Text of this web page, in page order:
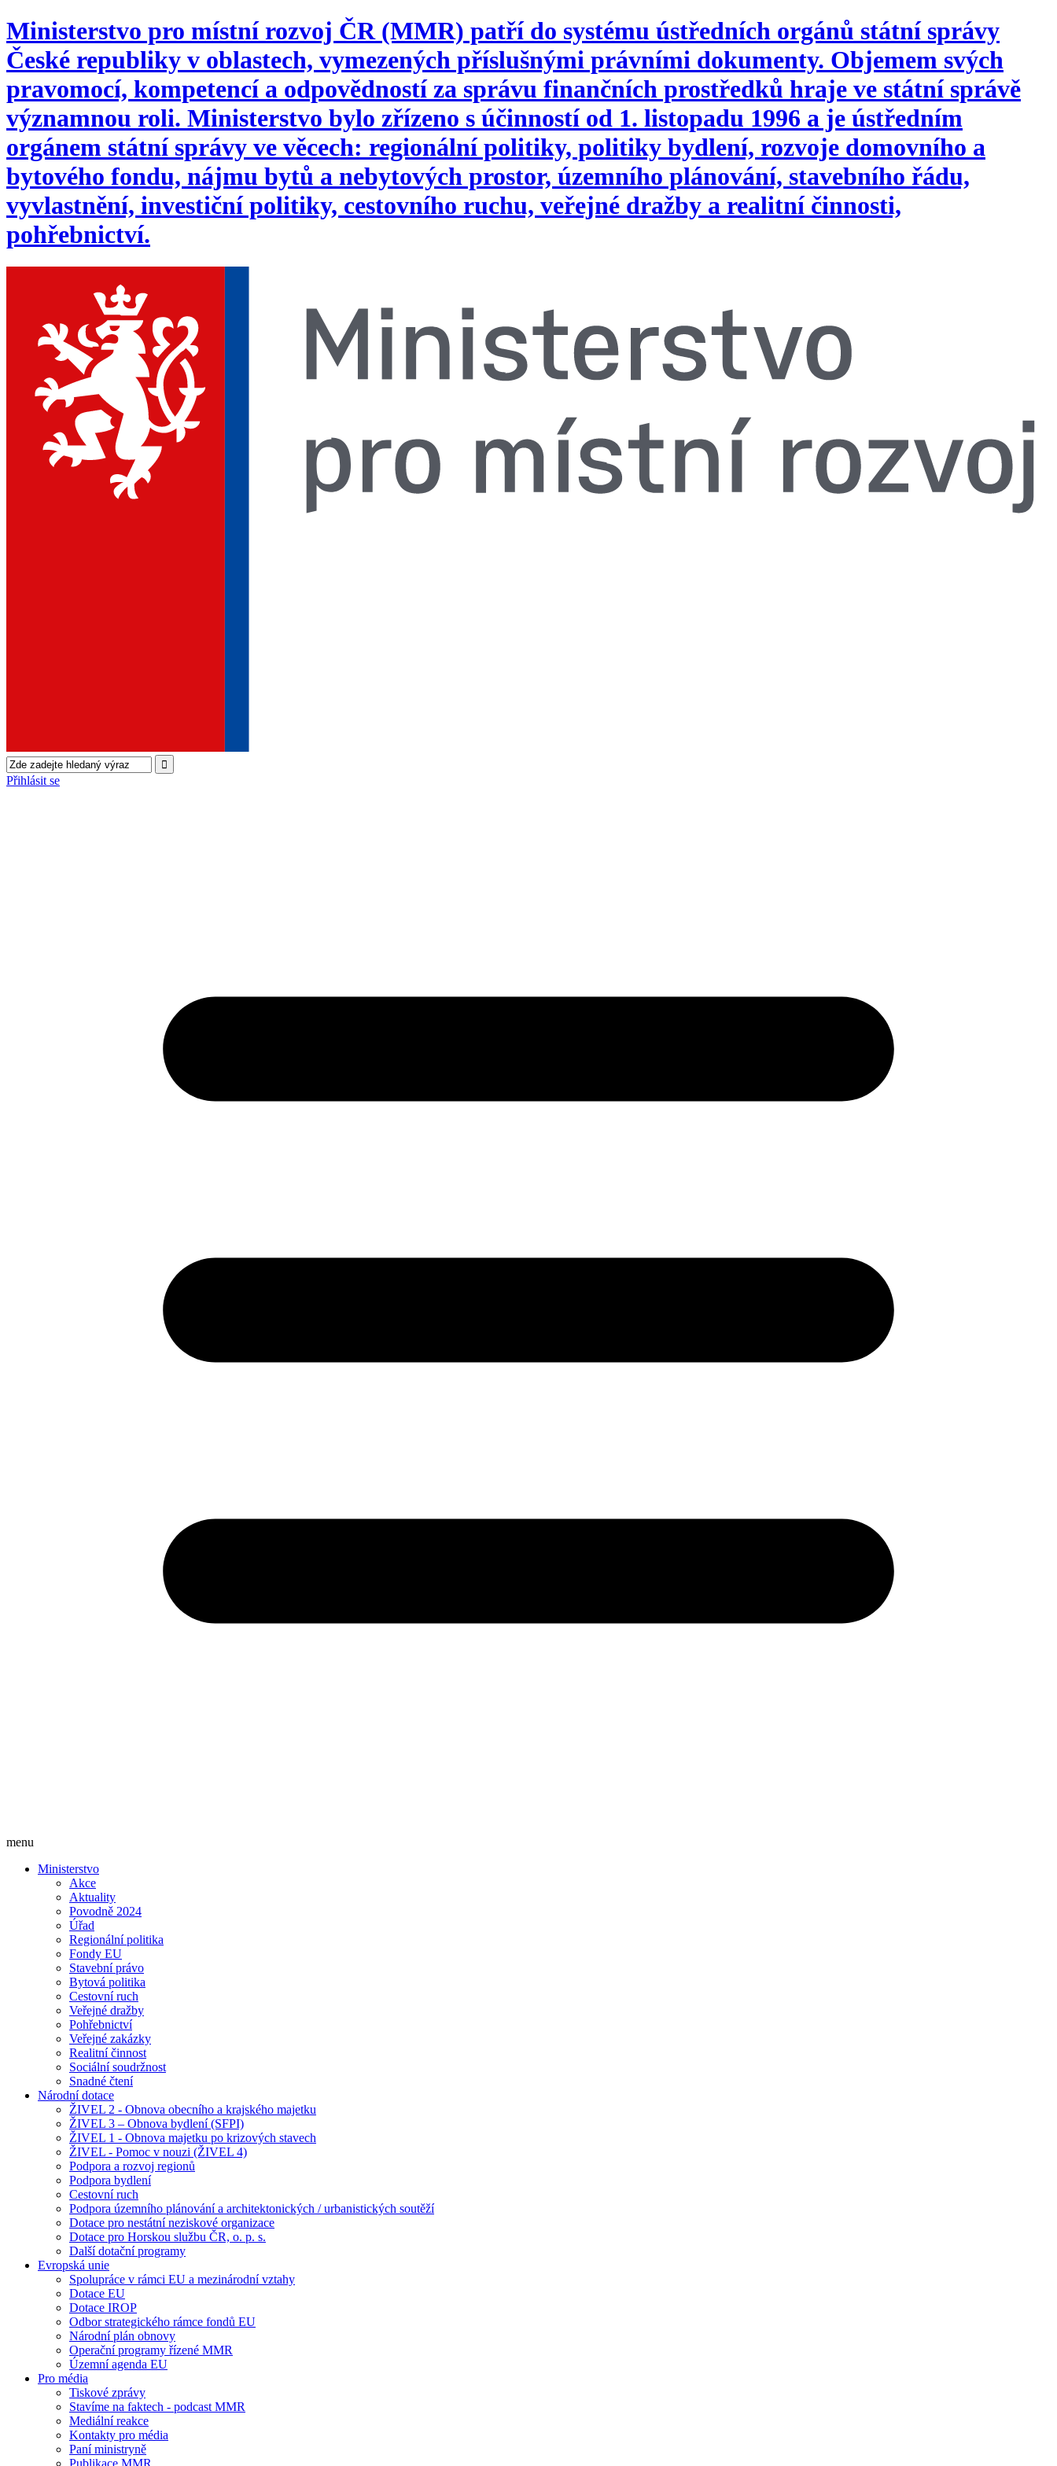
Ministerstvo pro místní rozvoj ČR (MMR) patří do systému ústředních orgánů státní správy
České republiky v oblastech, vymezených příslušnými právními dokumenty. Objemem svých
pravomocí, kompetencí a odpovědností za správu finančních prostředků hraje ve státní správě
významnou roli. Ministerstvo bylo zřízeno s účinností od 1. listopadu 1996 a je ústředním
orgánem státní správy ve věcech: regionální politiky, politiky bydlení, rozvoje domovního a
bytového fondu, nájmu bytů a nebytových prostor, územního plánování, stavebního řádu,
vyvlastnění, investiční politiky, cestovního ruchu, veřejné dražby a realitní činnosti,
pohřebnictví.
Přihlásit se
menu
Ministerstvo
Akce
Aktuality
Povodně 2024
Úřad
Regionální politika
Fondy EU
Stavební právo
Bytová politika
Cestovní ruch
Veřejné dražby
Pohřebnictví
Veřejné zakázky
Realitní činnost
Sociální soudržnost
Snadné čtení
Národní dotace
ŽIVEL 2 - Obnova obecního a krajského majetku
ŽIVEL 3 – Obnova bydlení (SFPI)
ŽIVEL 1 - Obnova majetku po krizových stavech
ŽIVEL - Pomoc v nouzi (ŽIVEL 4)
Podpora a rozvoj regionů
Podpora bydlení
Cestovní ruch
Podpora územního plánování a architektonických / urbanistických soutěží
Dotace pro nestátní neziskové organizace
Dotace pro Horskou službu ČR, o. p. s.
Další dotační programy
Evropská unie
Spolupráce v rámci EU a mezinárodní vztahy
Dotace EU
Dotace IROP
Odbor strategického rámce fondů EU
Národní plán obnovy
Operační programy řízené MMR
Územní agenda EU
Pro média
Tiskové zprávy
Stavíme na faktech - podcast MMR
Mediální reakce
Kontakty pro média
Paní ministryně
Publikace MMR